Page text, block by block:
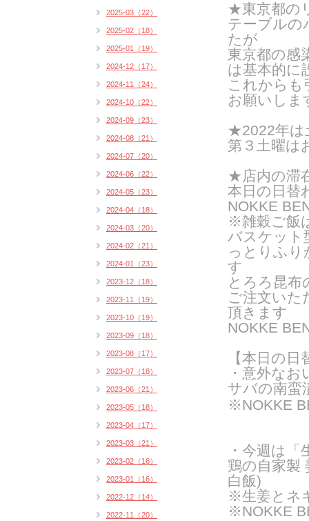
★東京都の
テーブルの
たが
東京都の感
は基本的に
これからも
お願いしま
★2022年は
第３土曜は
★店内の滞
本日の日替
NOKKE
※雑穀ご飯
バスケット
っとりふり
す
とろろ昆布
ご注文いた
頂きます
NOKKE
【本日の
・意外なお
サバの南蛮
※NOKKE
・今週は
鶏の自家製
白飯)
※生姜とネ
※NOKKE
2025-03（22）
2025-02（18）
2025-01（19）
2024-12（17）
2024-11（24）
2024-10（22）
2024-09（23）
2024-08（21）
2024-07（20）
2024-06（22）
2024-05（23）
2024-04（18）
2024-03（20）
2024-02（21）
2024-01（23）
2023-12（18）
2023-11（19）
2023-10（19）
2023-09（18）
2023-08（17）
2023-07（18）
2023-06（21）
2023-05（18）
2023-04（17）
2023-03（21）
2023-02（16）
2023-01（16）
2022-12（14）
2022-11（20）